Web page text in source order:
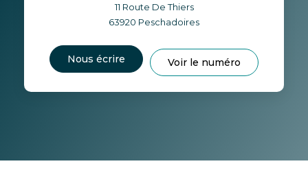
11 Route De Thiers
63920 Peschadoires
Nous écrire Voir le numéro